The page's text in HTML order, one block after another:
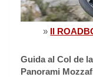
» Il
Guida al Col de
Panorami